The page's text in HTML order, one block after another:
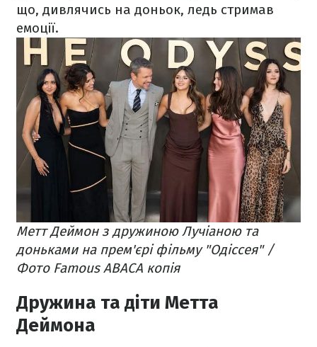
що, дивлячись на доньок, ледь стримав
емоції.
Метт Деймон з дружиною Лучіаною та
доньками на прем'єрі фільму "Одіссея" /
Фото Famous ABACA копія
Дружина та діти Метта
Деймона